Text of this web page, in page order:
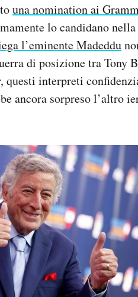
una nomination ai
lo candidano
l’eminente Madeddu
di posizione tra Tony
questi interpreti
ancora sorpreso l’altro